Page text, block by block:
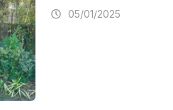
05/01/2025